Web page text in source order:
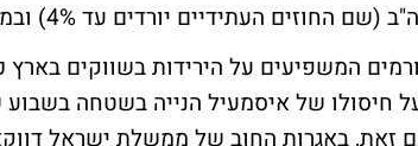
החוזים העתידיים יורדים עד 4%) ובמזרח (שם
המשפיעים על הירידות בשווקים
חיסולו של איסמעיל הנייה בשטחה
זאת, באגרות החוב של ממשלת ישראל